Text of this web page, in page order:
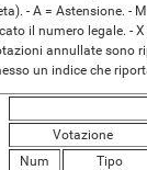
- A = Astensione. -
il numero legale. -
annullate sono
un indice che
Votazione
Num
Tipo